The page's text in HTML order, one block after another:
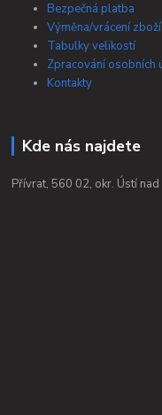
Bezpečná platba
Výměna/vrácení zboží
Tabulky velikostí
Zpracování osobních
Kontakty
Kde nás najdete
Přívrat, 560 02, okr. Ústí